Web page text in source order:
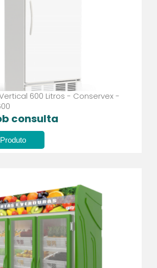
600 Litros - Conservex -
consulta